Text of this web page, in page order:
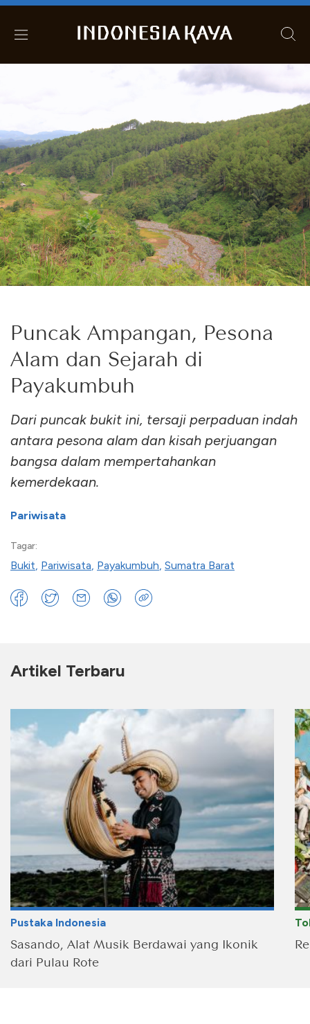
Puncak Ampangan, Pesona
Alam dan Sejarah di
Payakumbuh
Dari puncak bukit ini, tersaji perpaduan indah
antara pesona alam dan kisah perjuangan
bangsa dalam mempertahankan
kemerdekaan.
Pariwisata
Tagar:
Bukit, Pariwisata, Payakumbuh, Sumatra Barat
Artikel Terbaru
Pustaka Indonesia
Sasando, Alat Musik Berdawai yang Ikonik
dari Pulau Rote